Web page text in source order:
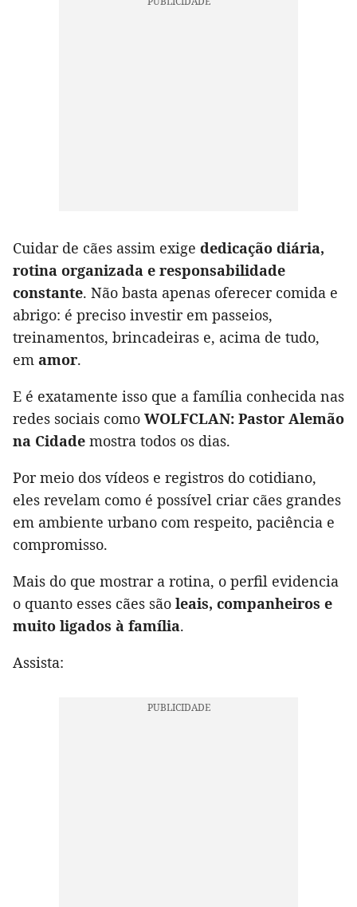
Cuidar de cães assim exige dedicação diária,
rotina organizada e responsabilidade
constante. Não basta apenas oferecer comida e
abrigo: é preciso investir em passeios,
treinamentos, brincadeiras e, acima de tudo,
em amor.
E é exatamente isso que a família conhecida nas
redes sociais como WOLFCLAN: Pastor Alemão
na Cidade mostra todos os dias.
Por meio dos vídeos e registros do cotidiano,
eles revelam como é possível criar cães grandes
em ambiente urbano com respeito, paciência e
compromisso.
Mais do que mostrar a rotina, o perfil evidencia
o quanto esses cães são leais, companheiros e
muito ligados à família.
Assista: